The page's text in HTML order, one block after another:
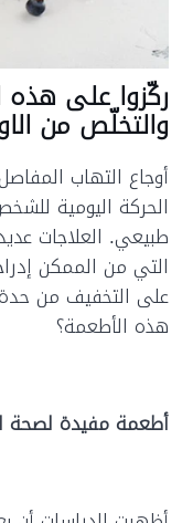
ركّزوا على
والتخلّص من
أوجاع التهاب
الحركة اليومية
طبيعي. العلاجات
التي من الممكن
على التخفيف من
هذه الأطعمة؟
أطعمة مفيدة لصحة